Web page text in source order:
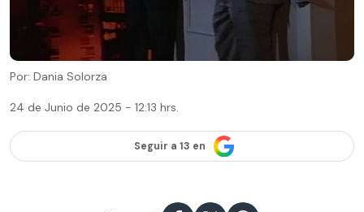
Por: Dania Solorza
24 de Junio de 2025 - 12:13 hrs.
Seguir a 13 en